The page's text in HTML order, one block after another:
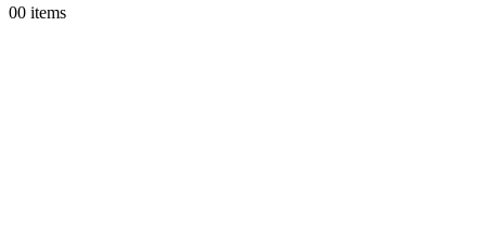
00 items